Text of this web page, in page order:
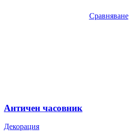
Сравняване
Античен часовник
Декорация